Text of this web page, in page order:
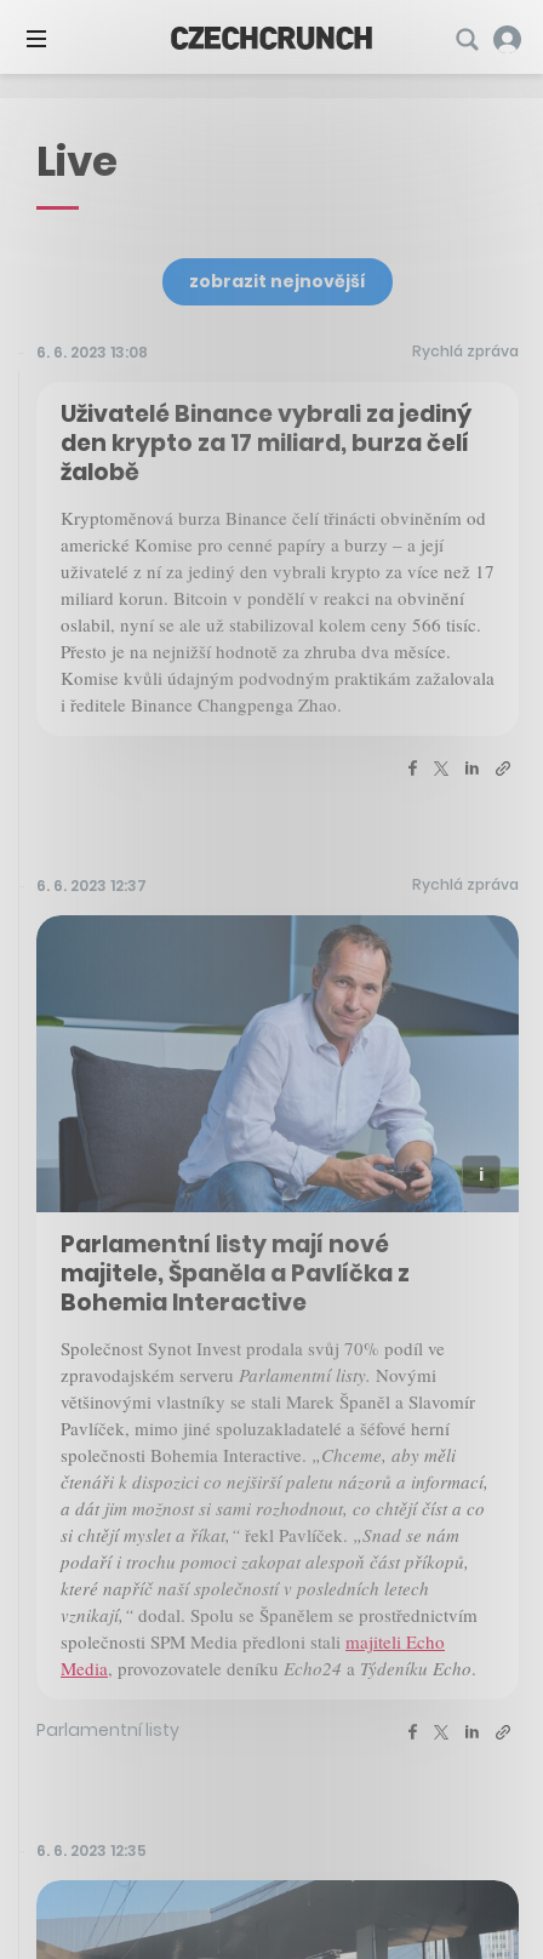
Live
zobrazit nejnovější
6. 6. 2023 13:08 Rychlá zpráva
Uživatelé Binance vybrali za jediný
den krypto za 17 miliard, burza čelí
žalobě
Kryptoměnová burza Binance čelí třinácti obviněním od
americké Komise pro cenné papíry a burzy – a její
uživatelé z ní za jediný den vybrali krypto za více než 17
miliard korun. Bitcoin v pondělí v reakci na obvinění
oslabil, nyní se ale už stabilizoval kolem ceny 566 tisíc.
Přesto je na nejnižší hodnotě za zhruba dva měsíce.
Komise kvůli údajným podvodným praktikám zažalovala
i ředitele Binance Changpenga Zhao.
6. 6. 2023 12:37 Rychlá zpráva
Parlamentní listy mají nové
majitele, Španěla a Pavlíčka z
Bohemia Interactive
Společnost Synot Invest prodala svůj 70% podíl ve
zpravodajském serveru Parlamentní listy. Novými
většinovými vlastníky se stali Marek Španěl a Slavomír
Pavlíček, mimo jiné spoluzakladatelé a šéfové herní
společnosti Bohemia Interactive. „Chceme, aby měli
čtenáři k dispozici co nejširší paletu názorů a informací,
a dát jim možnost si sami rozhodnout, co chtějí číst a co
si chtějí myslet a říkat,“ řekl Pavlíček. „Snad se nám
podaří i trochu pomoci zakopat alespoň část příkopů,
které napříč naší společností v posledních letech
vznikají,“ dodal. Spolu se Španělem se prostřednictvím
společnosti SPM Media předloni stali majiteli Echo
Media, provozovatele deníku Echo24 a Týdeníku Echo.
Parlamentní listy
6. 6. 2023 12:35